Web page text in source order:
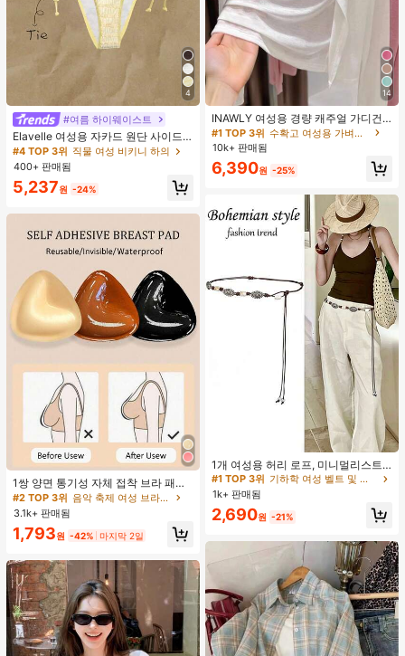
4
#여름 하이웨이스트
Elavelle 여성용 자카드 원단 사이드
타이 비키니 하의, 봄/여름
#4 TOP 3위 직물 여성 비키니 하의
400+ 판매됨
5,237원 -24%
1쌍 양면 통기성 자체 접착 브라 패드,
두꺼워진 삼각형 푸쉬업 디자인, 재사
용 가능, 보이지 않는 비키니 브라 삽
입물, 수영에 적합
#2 TOP 3위
음악 축제 여성 브라 액세서리
거의 매진!
#2 TOP 3위
음악 축제 여성 브라 액세서리
거의 매진!
#2 TOP 3위
음악 축제 여성 브라 액세서리
거의 매진!
#2 TOP 3위
3.1k+ 판매됨
1,793원 -42% 마지막 2일
14
INAWLY 여성용 경량 캐주얼 가디건,
여름
#1 TOP 3위
수확고 여성용 가벼운 카디건
10k+ 판매됨
6,390원 -25%
1개 여성용 허리 로프, 미니멀리스트
보헤미안 패션 매듭 허리 벨트, 드레
스, 캐주얼 팬츠와 함께 일상 착용에
적합한 장식용 허리 액세서리
기하학 여성 벨트 및 벨트 액세서리
거의 매진!
#1 TOP 3위
기하학 여성 벨트 및 벨트 액세서리
거의 매진!
#1 TOP 3위
기하학 여성 벨트 및 벨트 액세서리
거의 매진!
#1 TOP 3위
1k+ 판매됨
2,690원 -21%